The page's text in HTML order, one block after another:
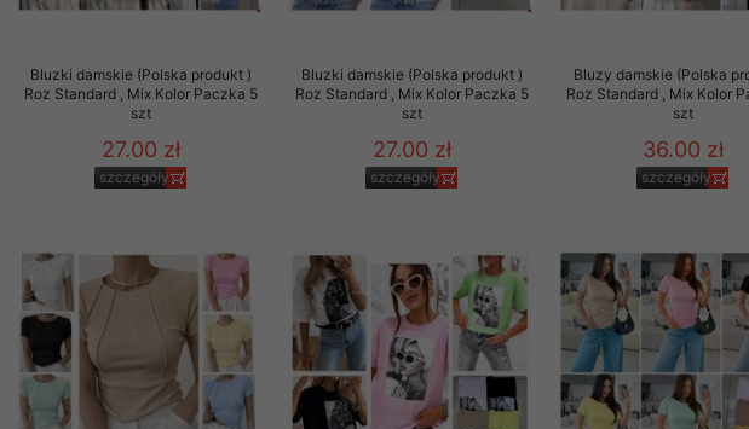
Bluzki damskie (Polska produkt )
Roz Standard , Mix Kolor Paczka 5
szt
27.00 zł
szczegóły
Bluzki damskie (Polska produkt )
Roz Standard , Mix Kolor Paczka 5
szt
27.00 zł
szczegóły
Bluzy damskie (Polska
Roz Standard , Mix Kolor
szt
36.00 zł
szczegóły
promocjach, rabatach i nowościach w
prywatności, w szczególności danych